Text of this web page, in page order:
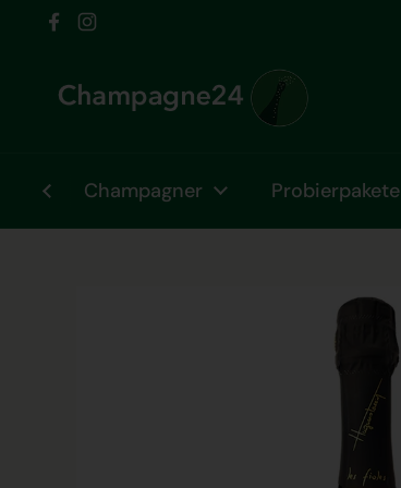
Zum Inhalt springen
FacebookInstagram
Fr 31.07. bis Fr 07.08. im Urlaub!
Champagner Probierpakete